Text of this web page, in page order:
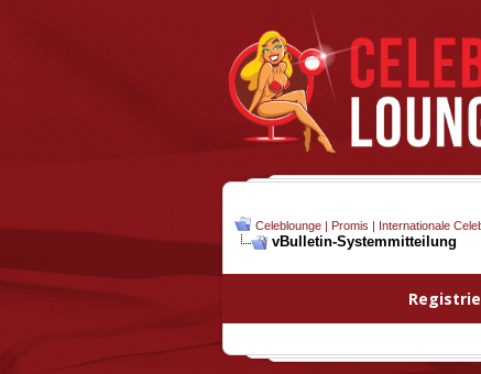
Celeblounge | Promis | Internationale
vBulletin-Systemmitteilung